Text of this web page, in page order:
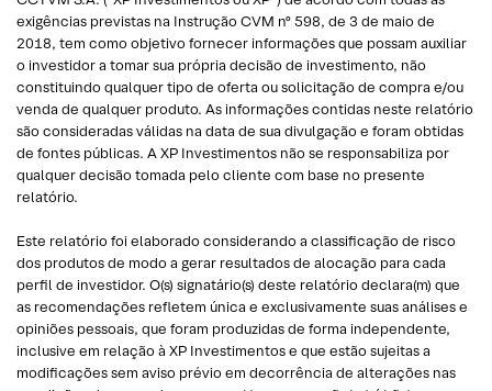
exigências previstas na Instrução CVM nº 598, de 3 de maio de
2018, tem como objetivo fornecer informações que possam auxiliar
o investidor a tomar sua própria decisão de investimento, não
constituindo qualquer tipo de oferta ou solicitação de compra e/ou
venda de qualquer produto. As informações contidas neste relatório
são consideradas válidas na data de sua divulgação e foram obtidas
de fontes públicas. A XP Investimentos não se responsabiliza por
qualquer decisão tomada pelo cliente com base no presente
relatório.
Este relatório foi elaborado considerando a classificação de risco
dos produtos de modo a gerar resultados de alocação para cada
perfil de investidor. O(s) signatário(s) deste relatório declara(m) que
as recomendações refletem única e exclusivamente suas análises e
opiniões pessoais, que foram produzidas de forma independente,
inclusive em relação à XP Investimentos e que estão sujeitas a
modificações sem aviso prévio em decorrência de alterações nas